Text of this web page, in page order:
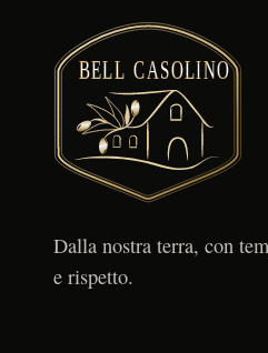
Dalla nostra terra, con
e rispetto.